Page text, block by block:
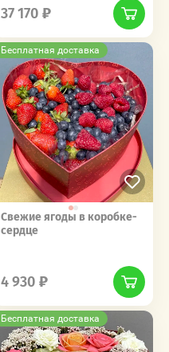
37 170
Бесплатная доставка
Свежие ягоды в коробке-
сердце
4 930
Бесплатная доставка